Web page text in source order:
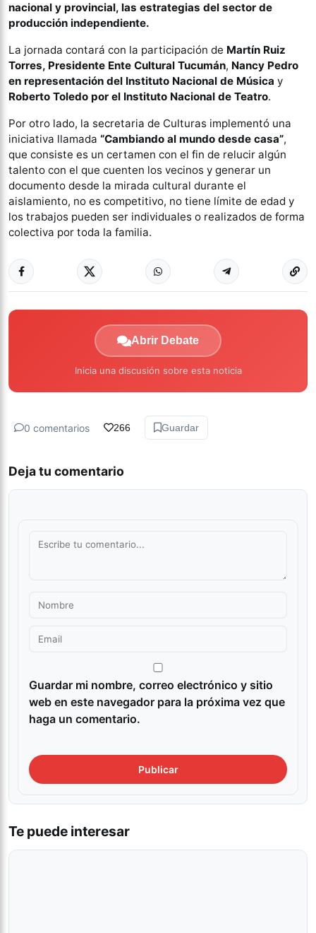
nacional y provincial, las estrategias del sector de
producción independiente.
La jornada contará con la participación de Martín Ruiz
Torres, Presidente Ente Cultural Tucumán, Nancy Pedro
en representación del Instituto Nacional de Música y
Roberto Toledo por el Instituto Nacional de Teatro.
Por otro lado, la secretaria de Culturas implementó una
iniciativa llamada “Cambiando al mundo desde casa”,
que consiste es un certamen con el fin de relucir algún
talento con el que cuenten los vecinos y generar un
documento desde la mirada cultural durante el
aislamiento, no es competitivo, no tiene límite de edad y
los trabajos pueden ser individuales o realizados de forma
colectiva por toda la familia.
Abrir Debate
Inicia una discusión sobre esta noticia
0 comentarios 266 Guardar
Deja tu comentario
Guardar mi nombre, correo electrónico y sitio
web en este navegador para la próxima vez que
haga un comentario.
Te puede interesar